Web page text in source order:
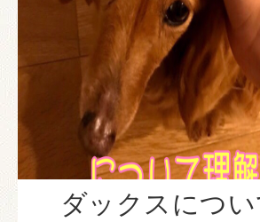
ダックスについ